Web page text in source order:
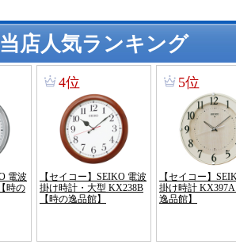
当店人気ランキング